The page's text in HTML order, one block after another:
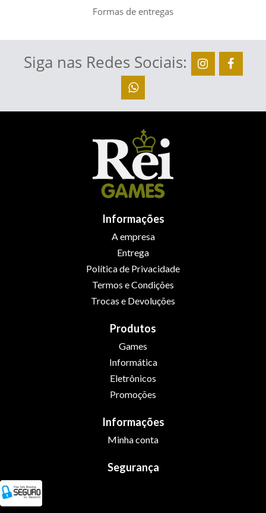
Formas de entregas
Siga nas Redes Sociais:
Informações
A empresa
Entrega
Política de Privacidade
Termos e Condições
Trocas e Devoluções
Produtos
Games
Informática
Eletrônicos
Promoções
Informações
Minha conta
Segurança